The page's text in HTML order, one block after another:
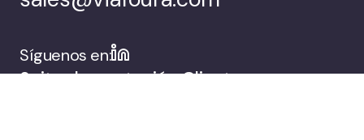
Síguenos en:
Suite de captación Clientes